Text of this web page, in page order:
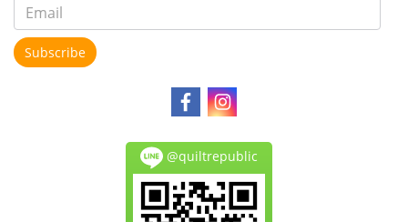
Subscribe
@quiltrepublic